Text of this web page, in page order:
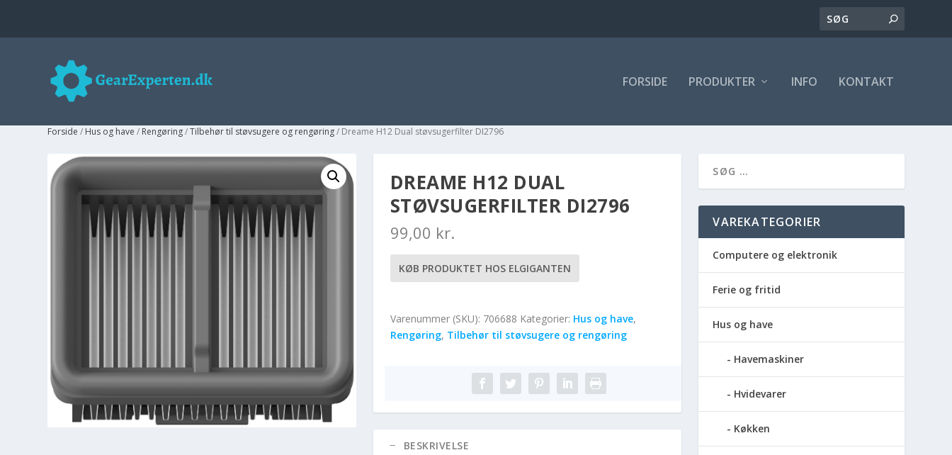
FORSIDE PRODUKTER INFO KONTAKT
Forside / Hus og have / Rengøring/Tilbehør til støvsugere og rengøring/ Dreame H12 Dual støvsugerfilter DI2796
DREAME H12 DUAL
STØVSUGERFILTER DI2796
99,00 kr.
KØB PRODUKTET HOS ELGIGANTEN
Varenummer (SKU): 706688 Kategorier: Hus og have,
Rengøring, Tilbehør til støvsugere og rengøring
BESKRIVELSE
VAREKATEGORIER
Computere og elektronik
Ferie og fritid
Hus og have
Havemaskiner
Hvidevarer
Køkken